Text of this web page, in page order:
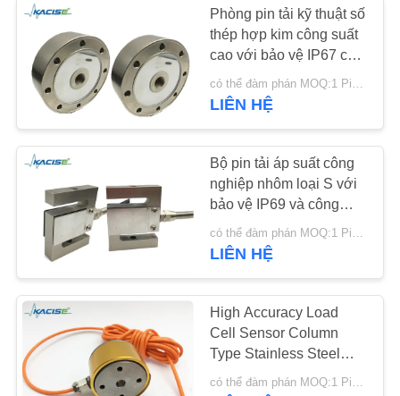
ĐỒ
TRANG
WEB
CHÍNH
SÁCH
BẢO
MẬT
Đồng hồ đo lưu
lượng điện từ
134
Bộ cảm biến vòng
xoáy điện tử
325
Phòng pin tải kỹ thuật số
thép hợp kim công suất
cao với bảo vệ IP67 cho
các ứng dụng nén căng
thẳng
LIÊN HỆ
Bộ pin tải áp suất công
nghiệp nhôm loại S với
bảo vệ IP69 và công
suất cao 200N cho máy
cân
có thể đàm phán MOQ:1 Piece/Pieces
LIÊN HỆ
High Accuracy Load
Cell Sensor Column
Type Stainless Steel
Material
có thể đàm phán MOQ:1 Piece/Pieces